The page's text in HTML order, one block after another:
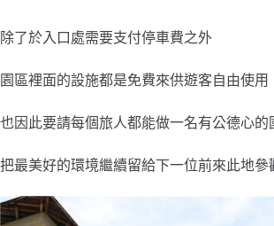
除了於入口處需要支付停車費之外
園區裡面的設施都是免費來供遊客自由使用
也因此要請每個旅人都能做一名有公德心的
把最美好的環境繼續留給下一位前來此地參